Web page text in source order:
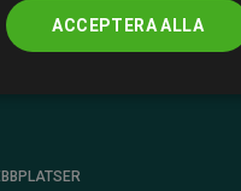
ACCEPTERA ALLA